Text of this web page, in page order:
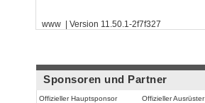
www | Version 11.50.1-2f7f327
Sponsoren und Partner
Offizieller Hauptsponsor Offizieller Ausrüster